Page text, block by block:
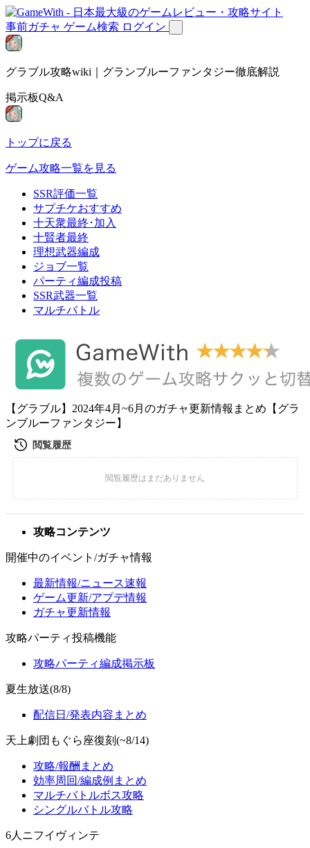
事前ガチャ ゲーム検索 ログイン
グラブル攻略wiki｜グランブルーファンタジー徹底解説
掲示板Q&A
トップに戻る
ゲーム攻略一覧を見る
SSR評価一覧
サプチケおすすめ
十天衆最終･加入
十賢者最終
理想武器編成
ジョブ一覧
パーティ編成投稿
SSR武器一覧
マルチバトル
【グラブル】2024年4月~6月のガチャ更新情報まとめ【グラ
ンブルーファンタジー】
攻略コンテンツ
開催中のイベント/ガチャ情報
最新情報/ニュース速報
ゲーム更新/アプデ情報
ガチャ更新情報
攻略パーティ投稿機能
攻略パーティ編成掲示板
夏生放送(8/8)
配信日/発表内容まとめ
天上劇団もぐら座復刻(~8/14)
攻略/報酬まとめ
効率周回/編成例まとめ
マルチバトルボス攻略
シングルバトル攻略
6人ニフイヴィンテ